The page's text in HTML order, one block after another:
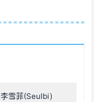
李雪菲(Seulbi)